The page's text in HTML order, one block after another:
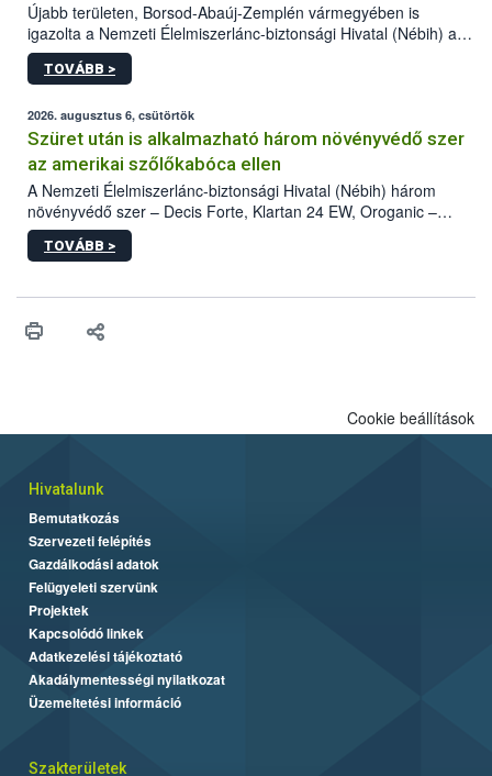
Újabb területen, Borsod-Abaúj-Zemplén vármegyében is
igazolta a Nemzeti Élelmiszerlánc-biztonsági Hivatal (Nébih) a
kőrisrontó karcsúdíszbogár (Agrilus planipennis) jelenlétét. A
kártevőt nem csak színcsapdában találták meg, de már fertőzött
az intenzív felderítést, emellett az intézkedéseket a szlovák
hatósággal is összehangolják a terjedés megállítása érdekében.
TOVÁBB >
2026. augusztus 6, csütörtök
Szüret után is alkalmazható három növényvédő szer
az amerikai szőlőkabóca ellen
A Nemzeti Élelmiszerlánc-biztonsági Hivatal (Nébih) három
növényvédő szer – Decis Forte, Klartan 24 EW, Oroganic –
engedélyokiratát módosította, így azok a szüretet követően,
egészen a vesszőérettség (BBCH 91) stádiumáig
érésű szőlőkben is legyen lehetőség a károsító elleni további
felhasználók számára is elérhető és ökológiai termesztésben is
TOVÁBB >
Cookie beállítások
Hivatalunk
Bemutatkozás
Szervezeti felépítés
Gazdálkodási adatok
Felügyeleti szervünk
Projektek
Kapcsolódó linkek
Adatkezelési tájékoztató
Akadálymentességi nyilatkozat
Üzemeltetési információ
Szakterületek